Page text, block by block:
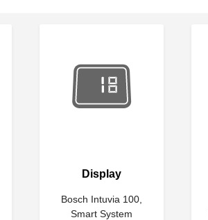
Display
Bosch Intuvia 100,
Smart System